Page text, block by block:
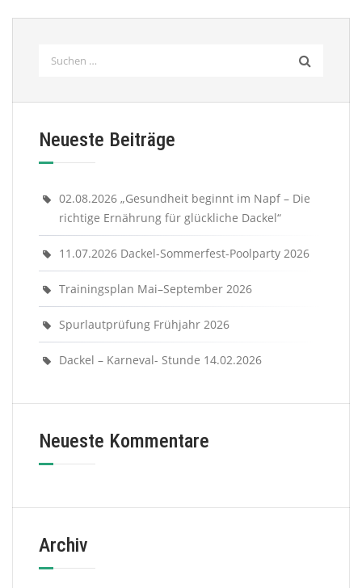
Suchen
Neueste Beiträge
02.08.2026 „Gesundheit beginnt im Napf – Die
richtige Ernährung für glückliche Dackel“
11.07.2026 Dackel-Sommerfest-Poolparty 2026
Trainingsplan Mai–September 2026
Spurlautprüfung Frühjahr 2026
Dackel – Karneval- Stunde 14.02.2026
Neueste Kommentare
Archiv